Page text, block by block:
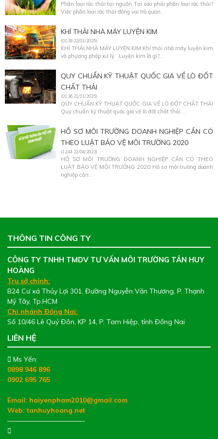
Phân loại rác thải tại nguồn Tại sao phải phân loại rác thải?
Việc phân loại rác thải đóng vai trò quan...
KHÍ THẢI NHÀ MÁY LUYỆN KIM
(01:28 22/01/2025)
KHÍ THẢI NHÀ MÁY LUYỆN KIM Khí thải nhà máy luyện kim
và phương pháp xử lý Luyện kim là gì?...
QUY CHUẨN KỸ THUẬT QUỐC GIA VỀ LÒ ĐỐT
CHẤT THẢI
(01:36 21/11/2025)
QUY CHUẨN KỸ THUẬT QUỐC GIA VỀ LÒ ĐỐT CHẤT THẢI
Quy chuẩn kỹ thuật quốc gia về lò đốt chất thải...
HỒ SƠ MÔI TRƯỜNG DOANH NGHIỆP CẦN CÓ
THEO LUẬT BẢO VỆ MÔI TRƯỜNG 2020
(12:44 21/04/2023)
HỒ SƠ MÔI TRƯỜNG DOANH NGHIỆP CẦN CÓ THEO
LUẬT BẢO VỆ MÔI TRƯỜNG 2020 Hồ sơ môi trường doanh
nghiệp cần...
THÔNG TIN CÔNG TY
CÔNG TY TNHH TMDV TƯ VẤN MÔI TRƯỜNG TÂN HUY
HOÀNG
Trụ sở chính:
B24 Cư xá Thủy Lợi 301, Đường Nguyễn Văn Thương, P. Thạnh
Mỹ Tây, Tp.HCM
Chi nhánh Đồng Nai:
Số 10/46 Lê Quý Đôn, KP 14, P. Tam Hiệp, tỉnh Đồng Nai
LIÊN HỆ
Ms Yến:
0898 946 896
0902 695 765
Email: haiyenpham2010@gmail.com
Web:tanhuyhoang.net
———————————-